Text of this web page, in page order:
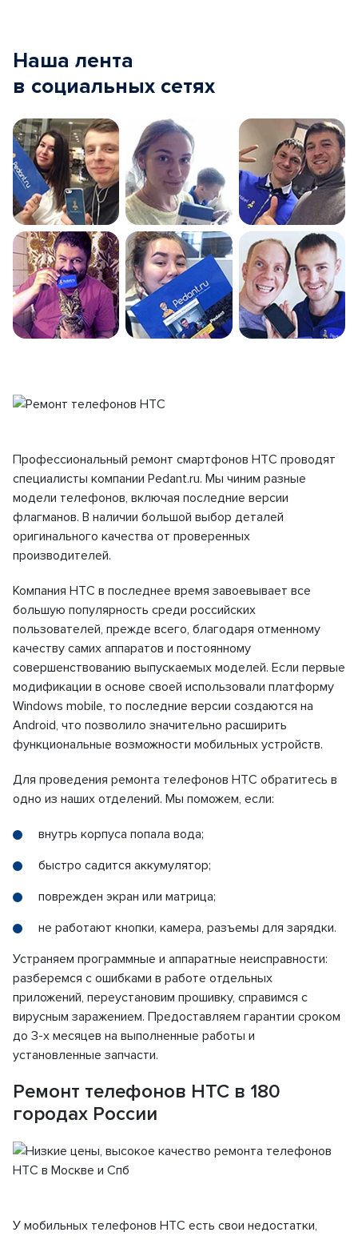
Наша лента
в социальных сетях
Профессиональный ремонт смартфонов HTC проводят
специалисты компании Pedant.ru. Мы чиним разные
модели телефонов, включая последние версии
флагманов. В наличии большой выбор деталей
оригинального качества от проверенных
производителей.
Компания HTC в последнее время завоевывает все
большую популярность среди российских
пользователей, прежде всего, благодаря отменному
качеству самих аппаратов и постоянному
совершенствованию выпускаемых моделей. Если первые
модификации в основе своей использовали платформу
Windows mobile, то последние версии создаются на
Android, что позволило значительно расширить
функциональные возможности мобильных устройств.
Для проведения ремонта телефонов HTC обратитесь в
одно из наших отделений. Мы поможем, если:
внутрь корпуса попала вода;
быстро садится аккумулятор;
поврежден экран или матрица;
не работают кнопки, камера, разъемы для зарядки.
Устраняем программные и аппаратные неисправности:
разберемся с ошибками в работе отдельных
приложений, переустановим прошивку, справимся с
вирусным заражением. Предоставляем гарантии сроком
до 3-х месяцев на выполненные работы и
установленные запчасти.
Ремонт телефонов HTC в 180
городах России
У мобильных телефонов HTC есть свои недостатки,